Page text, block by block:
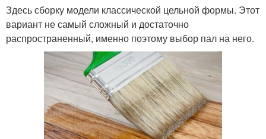
Здесь сборку модели классической цельной формы. Этот
вариант не самый сложный и достаточно
распространенный, именно поэтому выбор пал на него.